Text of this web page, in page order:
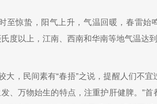
至惊蛰，阳气上升，气温回暖，春雷始
度以上，江南、西南和华南等地气温达
大，民间素有“春捂”之说，提醒人们不
、万物始生的特点，注重护肝健脾。”首